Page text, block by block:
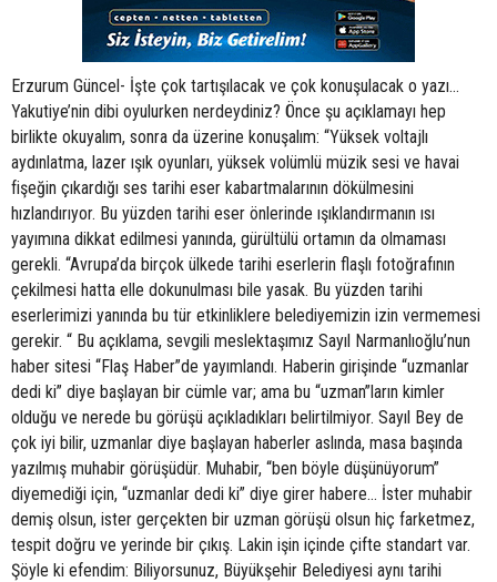
Erzurum Güncel- İşte çok tartışılacak ve çok konuşulacak o yazı...
Yakutiye’nin dibi oyulurken nerdeydiniz? Önce şu açıklamayı hep
birlikte okuyalım, sonra da üzerine konuşalım: “Yüksek voltajlı
aydınlatma, lazer ışık oyunları, yüksek volümlü müzik sesi ve havai
fişeğin çıkardığı ses tarihi eser kabartmalarının dökülmesini
hızlandırıyor. Bu yüzden tarihi eser önlerinde ışıklandırmanın ısı
yayımına dikkat edilmesi yanında, gürültülü ortamın da olmaması
gerekli. “Avrupa’da birçok ülkede tarihi eserlerin flaşlı fotoğrafının
çekilmesi hatta elle dokunulması bile yasak. Bu yüzden tarihi
eserlerimizi yanında bu tür etkinliklere belediyemizin izin vermemesi
gerekir. “ Bu açıklama, sevgili meslektaşımız Sayıl Narmanlıoğlu’nun
haber sitesi “Flaş Haber”de yayımlandı. Haberin girişinde “uzmanlar
dedi ki” diye başlayan bir cümle var; ama bu “uzman”ların kimler
olduğu ve nerede bu görüşü açıkladıkları belirtilmiyor. Sayıl Bey de
çok iyi bilir, uzmanlar diye başlayan haberler aslında, masa başında
yazılmış muhabir görüşüdür. Muhabir, “ben böyle düşünüyorum”
diyemediği için, “uzmanlar dedi ki” diye girer habere… İster muhabir
demiş olsun, ister gerçekten bir uzman görüşü olsun hiç farketmez,
tespit doğru ve yerinde bir çıkış. Lakin işin içinde çifte standart var.
Şöyle ki efendim: Biliyorsunuz, Büyükşehir Belediyesi aynı tarihi